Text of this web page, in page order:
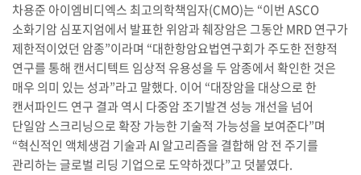
차용준 아이엠비디엑스 최고의학책임자(CMO)는 “이번 ASCO
소화기암 심포지엄에서 발표한 위암과 췌장암은 그동안 MRD 연구가
제한적이었던 암종”이라며 “대한항암요법연구회가 주도한 전향적
연구를 통해 캔서디텍트 임상적 유용성을 두 암종에서 확인한 것은
매우 의미 있는 성과”라고 말했다. 이어 “대장암을 대상으로 한
캔서파인드 연구 결과 역시 다중암 조기발견 성능 개선을 넘어
단일암 스크리닝으로 확장 가능한 기술적 가능성을 보여준다”며
“혁신적인 액체생검 기술과 AI 알고리즘을 결합해 암 전 주기를
관리하는 글로벌 리딩 기업으로 도약하겠다”고 덧붙였다.